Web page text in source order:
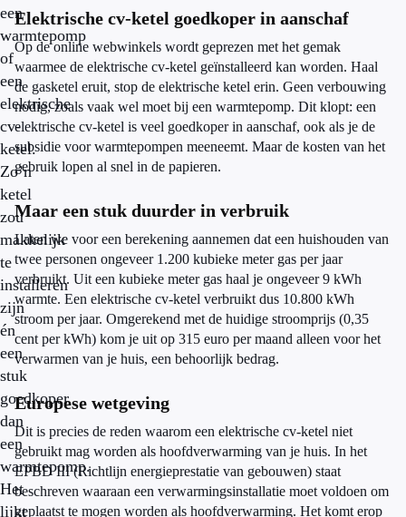
een
warmtepomp
of
een
elektrische
cv-
ketel.
Zo’n
ketel
zou
makkelijk
te
installeren
zijn
én
een
stuk
goedkoper
dan
een
warmtepomp.
Het
lijkt
Elektrische cv-ketel goedkoper in aanschaf
Op de online webwinkels wordt geprezen met het gemak
waarmee de elektrische cv-ketel geïnstalleerd kan worden. Haal
de gasketel eruit, stop de elektrische ketel erin. Geen verbouwing
nodig, zoals vaak wel moet bij een warmtepomp. Dit klopt: een
elektrische cv-ketel is veel goedkoper in aanschaf, ook als je de
subsidie voor warmtepompen meeneemt. Maar de kosten van het
gebruik lopen al snel in de papieren.
Maar een stuk duurder in verbruik
Laten we voor een berekening aannemen dat een huishouden van
twee personen ongeveer 1.200 kubieke meter gas per jaar
verbruikt. Uit een kubieke meter gas haal je ongeveer 9 kWh
warmte. Een elektrische cv-ketel verbruikt dus 10.800 kWh
stroom per jaar. Omgerekend met de huidige stroomprijs (0,35
cent per kWh) kom je uit op 315 euro per maand alleen voor het
verwarmen van je huis, een behoorlijk bedrag.
Europese wetgeving
Dit is precies de reden waarom een elektrische cv-ketel niet
gebruikt mag worden als hoofdverwarming van je huis. In het
EPBD III (Richtlijn energieprestatie van gebouwen) staat
beschreven waaraan een verwarmingsinstallatie moet voldoen om
geplaatst te mogen worden als hoofdverwarming. Het komt erop